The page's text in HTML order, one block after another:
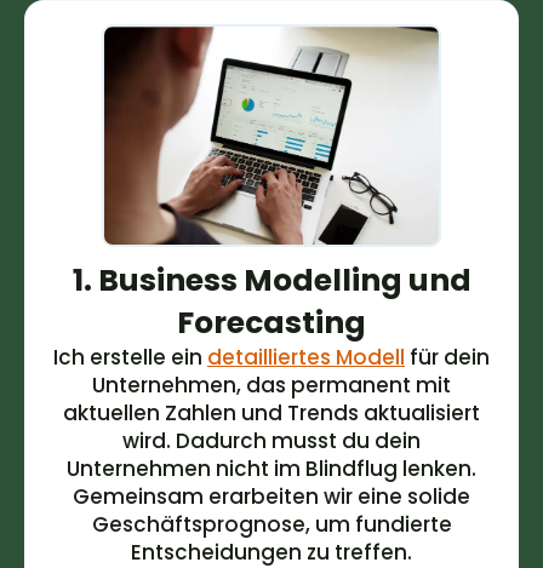
1. Business Modelling und
Forecasting
Ich erstelle ein detailliertes Modell für dein
Unternehmen, das permanent mit
aktuellen Zahlen und Trends aktualisiert
wird. Dadurch musst du dein
Unternehmen nicht im Blindflug lenken.
Gemeinsam erarbeiten wir eine solide
Geschäftsprognose, um fundierte
Entscheidungen zu treffen.